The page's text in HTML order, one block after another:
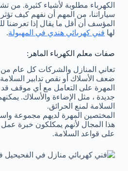
الكهرباء مطلوبة لأشياء كثيرة. من
سياراتنا، من المهم أن نفهم كيف
المؤسف أن أقل ما يقال إذا
لها فني كهربائي هندي في المهبولة.
صفات معلم الكهرباء الماهر:
تعاني المنازل والشركات كل عام من
ضعف الأسلاك أو نقص تدابير
المهرة على التعامل مع أي موقف
جديدة ، مثل الإضاءة والأسلاك. يمكنهم
السلامة لمنع الحرائق.
المختصين المهرة لديهم مجموعة
هذا المجال لأنهم يمكلكون خبرة عمل
على قواعد السلامة.